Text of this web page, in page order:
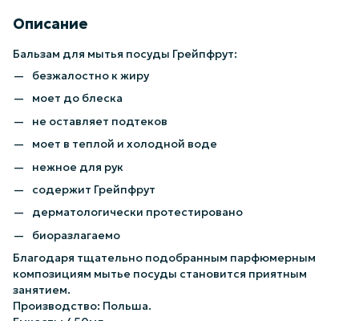
Описание
Бальзам для мытья посуды Грейпфрут:
безжалостно к жиру
моет до блеска
не оставляет подтеков
моет в теплой и холодной воде
нежное для рук
содержит Грейпфрут
дерматологически протестировано
биоразлагаемo
Благодаря тщательно подобранным парфюмерным
композициям мытье посуды становится приятным
занятием.
Производство: Польша.